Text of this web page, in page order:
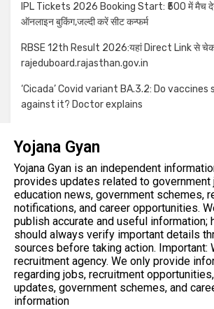
IPL Tickets 2026 Booking Start: ₹500 में मैच
ऑनलाइन बुकिंग,जल्दी करें सीट कन्फर्म
RBSE 12th Result 2026:यहां Direct Link से
rajeduboard.rajasthan.gov.in
‘Cicada’ Covid variant BA.3.2: Do
against it? Doctor explains
Yojana Gyan
Yojana Gyan is an independent
provides updates related to government
education news, government schemes,
notifications, and career opportunities.
publish accurate and useful information;
should always verify important details
sources before taking action. Important:
recruitment agency. We only provide
regarding jobs, recruitment
updates, government schemes, and
information